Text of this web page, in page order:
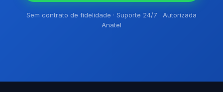
Sem contrato de fidelidade · Suporte 24/7 · Autorizada
Anatel